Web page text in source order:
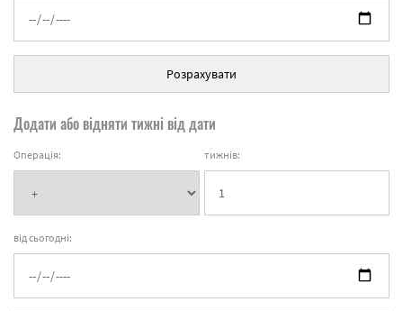
Розрахувати
Додати або відняти тижні від дати
Операція: тижнів:
від сьогодні: